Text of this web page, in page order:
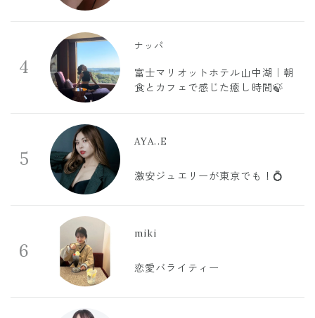
4
ナッパ
富士マリオットホテル山中湖｜朝
食とカフェで感じた癒し時間🍃
5
AYA..E
激安ジュエリーが東京でも！💍
6
miki
恋愛バライティー